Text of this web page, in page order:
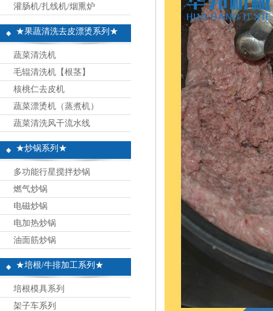
灌肠机/扎线机/烟熏炉
★果蔬清洗去皮漂烫系列★
蔬菜清洗机
毛辊清洗机【根茎】
核桃仁去皮机
蔬菜漂烫机（蒸煮机）
蔬菜清洗风干流水线
★炒锅系列★
多功能行星搅拌炒锅
燃气炒锅
电磁炒锅
电加热炒锅
油面筋炒锅
★培根/牛排加工系列★
培根模具系列
架子车系列